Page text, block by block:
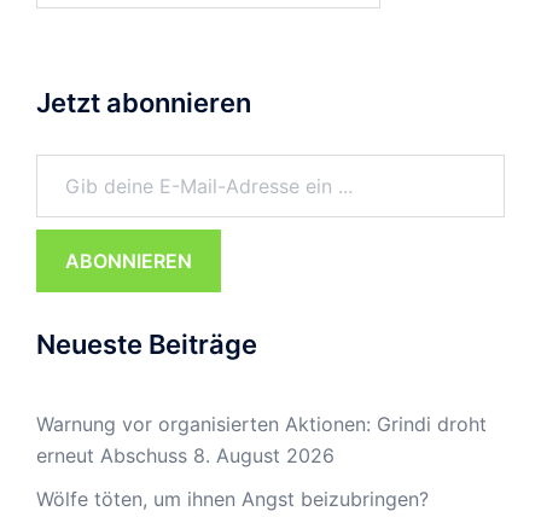
Jetzt abonnieren
Gib deine E-Mail-Adresse ein ...
ABONNIEREN
Neueste Beiträge
Warnung vor organisierten Aktionen: Grindi droht
erneut Abschuss 8. August 2026
Wölfe töten, um ihnen Angst beizubringen?